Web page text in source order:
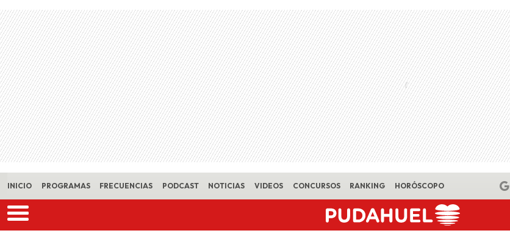
Skip to main content
INICIO PROGRAMAS FRECUENCIAS PODCAST NOTICIAS VIDEOS CONCURSOS RANKING HORÓSCOPO